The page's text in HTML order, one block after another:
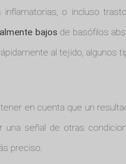
inflamatorias, o incluso
bajos de basófilos
al tejido, algunos
en cuenta que un
una señal de otras
preciso.